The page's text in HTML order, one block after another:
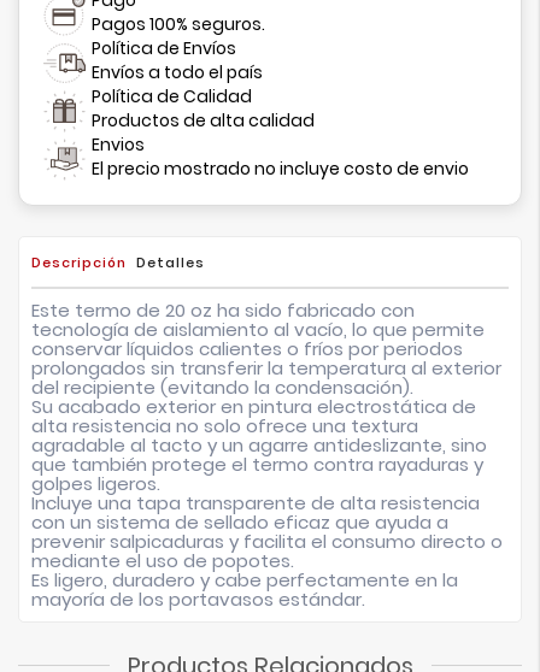
Pagos 100% seguros.
Política de Envíos
Envíos a todo el país
Política de Calidad
Productos de alta calidad
Envios
El precio mostrado no incluye costo de envio
Descripción Detalles
Este termo de 20 oz ha sido fabricado con
tecnología de aislamiento al vacío, lo que permite
conservar líquidos calientes o fríos por periodos
prolongados sin transferir la temperatura al exterior
del recipiente (evitando la condensación).
Su acabado exterior en pintura electrostática de
alta resistencia no solo ofrece una textura
agradable al tacto y un agarre antideslizante, sino
que también protege el termo contra rayaduras y
golpes ligeros.
Incluye una tapa transparente de alta resistencia
con un sistema de sellado eficaz que ayuda a
prevenir salpicaduras y facilita el consumo directo o
mediante el uso de popotes.
Es ligero, duradero y cabe perfectamente en la
mayoría de los portavasos estándar.